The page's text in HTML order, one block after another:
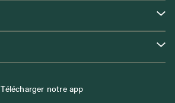
Télécharger notre app